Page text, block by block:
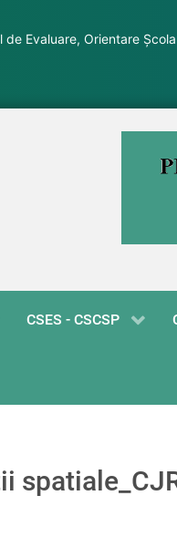
de Evaluare, Orientare
CSES - CSCSP